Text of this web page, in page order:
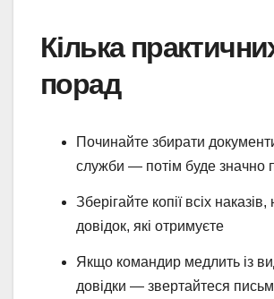
Кілька
порад
Починайте збирати
служби — потім буде значно
Зберігайте копії всіх
довідок, які отримуєте
Якщо командир медлить із
довідки — звертайтеся